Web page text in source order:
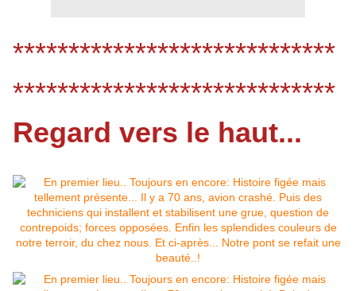
*****************************
*****************************
Regard vers le haut...